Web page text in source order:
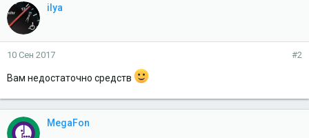
ilya
10 Сен 2017 #2
Вам недостаточно средств
MegaFon